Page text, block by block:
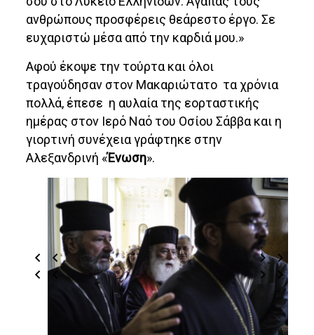
ανθρώπους προσφέρεις θεάρεστο έργο. Σε
ευχαριστώ μέσα από την καρδιά μου.»
Αφού έκοψε την τούρτα και όλοι
τραγούδησαν στον Μακαριώτατο τα χρόνια
πολλά, έπεσε η αυλαία της εορταστικής
ημέρας στον Ιερό Ναό του Οσίου Σάββα και η
γιορτινή συνέχεια γράφτηκε στην
Αλεξανδρινή «Ένωση».